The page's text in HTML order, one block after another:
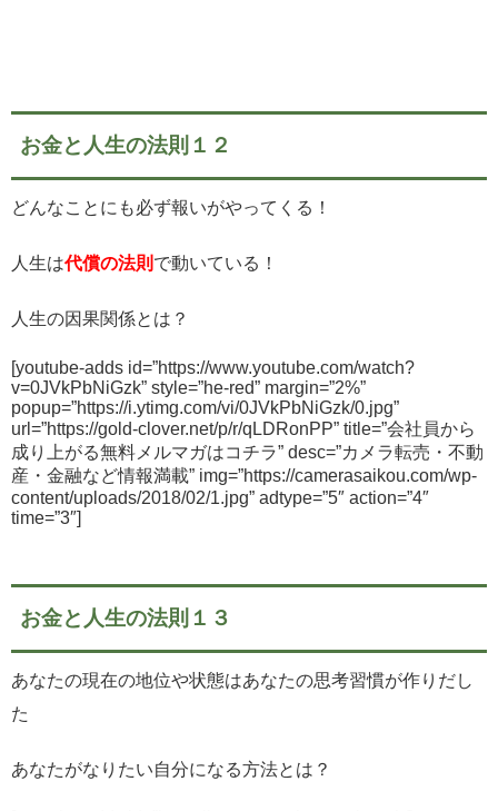
お金と人生の法則１２
どんなことにも必ず報いがやってくる！
人生は代償の法則 で動いている！
人生の因果関係とは？
[youtube-adds id=”https://www.youtube.com/watch?
v=0JVkPbNiGzk” style=”he-red” margin=”2%”
popup=”https://i.ytimg.com/vi/0JVkPbNiGzk/0.jpg”
url=”https://gold-clover.net/p/r/qLDRonPP” title=”会社員から
成り上がる無料メルマガはコチラ” desc=”カメラ転売・不動
産・金融など情報満載” img=”https://camerasaikou.com/wp-
content/uploads/2018/02/1.jpg” adtype=”5″ action=”4″
time=”3″]
お金と人生の法則１３
あなたの現在の地位や状態はあなたの思考習慣が作りだし
た
あなたがなりたい自分になる方法とは？